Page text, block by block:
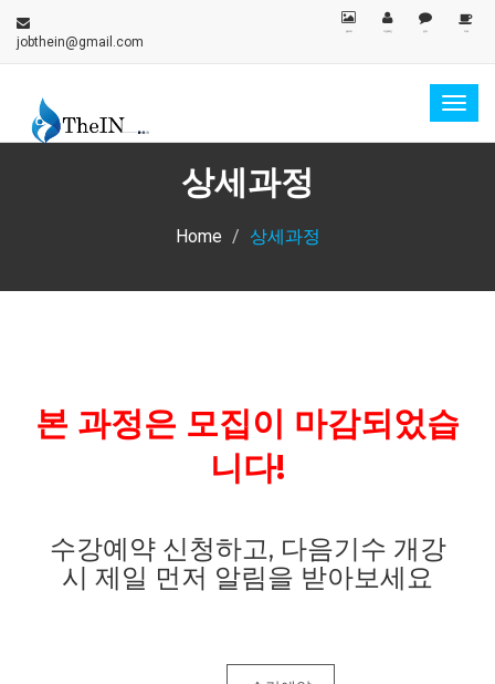
jobthein@gmail.com
상세과정
Home 상세과정
본 과정은 모집이 마감되었습
니다!
수강예약 신청하고, 다음기수 개강
시 제일 먼저 알림을 받아보세요